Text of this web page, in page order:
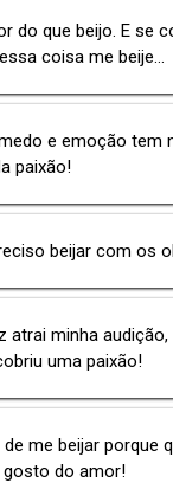
do que beijo. E se
coisa me beije...
e emoção tem
paixão!
beijar com os
atrai minha
uma paixão!
me beijar porque
do amor!